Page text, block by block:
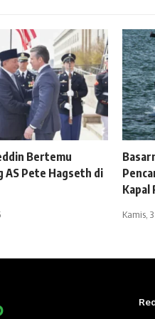
Bertemu
AS Pete Hagseth di
Kapal
Kamis,